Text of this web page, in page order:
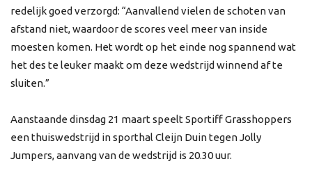
redelijk goed verzorgd: “Aanvallend vielen de schoten van
afstand niet, waardoor de scores veel meer van inside
moesten komen. Het wordt op het einde nog spannend wat
het des te leuker maakt om deze wedstrijd winnend af te
sluiten.”
Aanstaande dinsdag 21 maart speelt Sportiff Grasshoppers
een thuiswedstrijd in sporthal Cleijn Duin tegen Jolly
Jumpers, aanvang van de wedstrijd is 20.30 uur.